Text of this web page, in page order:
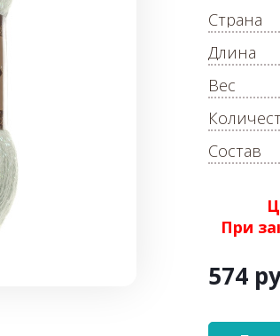
При
574
Страна
Длина
Вес
Состав